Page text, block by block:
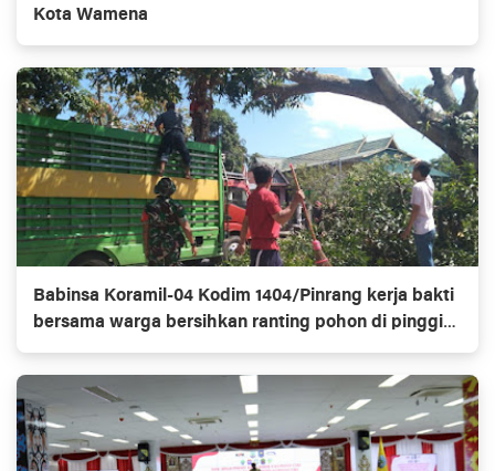
Kota Wamena
Babinsa Koramil-04 Kodim 1404/Pinrang kerja bakti
bersama warga bersihkan ranting pohon di pinggir
jalan